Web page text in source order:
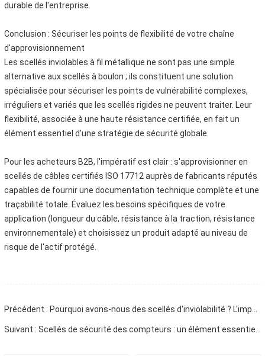
durable de l'entreprise.
Conclusion : Sécuriser les points de flexibilité de votre chaîne
d'approvisionnement
Les scellés inviolables à fil métallique ne sont pas une simple
alternative aux scellés à boulon ; ils constituent une solution
spécialisée pour sécuriser les points de vulnérabilité complexes,
irréguliers et variés que les scellés rigides ne peuvent traiter. Leur
flexibilité, associée à une haute résistance certifiée, en fait un
élément essentiel d'une stratégie de sécurité globale.
Pour les acheteurs B2B, l'impératif est clair : s'approvisionner en
scellés de câbles certifiés ISO 17712 auprès de fabricants réputés
capables de fournir une documentation technique complète et une
traçabilité totale. Évaluez les besoins spécifiques de votre
application (longueur du câble, résistance à la traction, résistance
environnementale) et choisissez un produit adapté au niveau de
risque de l'actif protégé.